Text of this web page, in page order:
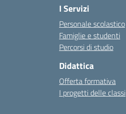
I Servizi
Personale scolastico
Famiglie e studenti
Percorsi di studio
Didattica
Offerta formativa
I progetti delle classi